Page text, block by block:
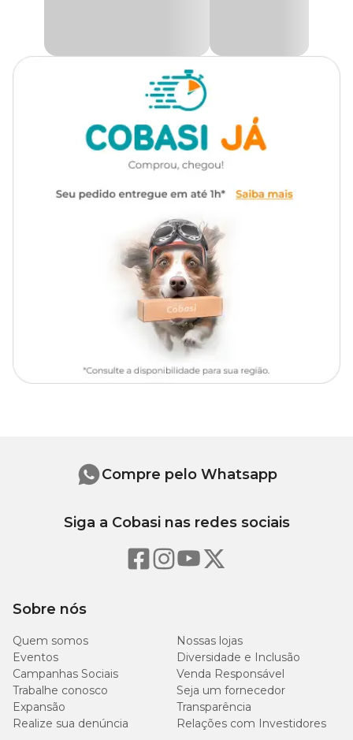
14,5 cm
Sobre nós
Quem somos
Nossas lojas
Eventos
Diversidade e Inclusão
Campanhas Sociais
Venda Responsável
Trabalhe conosco
Seja um fornecedor
Expansão
Transparência
Realize sua denúncia
Relações com Investidores
Compre pelo Whatsapp
Siga a Cobasi nas redes sociais